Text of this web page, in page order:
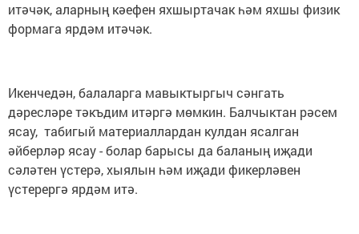
итәчәк, аларның кәефен яхшыртачак һәм яхшы физик
формага ярдәм итәчәк.
Икенчедән, балаларга мавыктыргыч сәнгать
дәресләре тәкъдим итәргә мөмкин. Балчыктан рәсем
ясау, табигый материаллардан кулдан ясалган
әйберләр ясау - болар барысы да баланың иҗади
сәләтен үстерә, хыялын һәм иҗади фикерләвен
үстерергә ярдәм итә.